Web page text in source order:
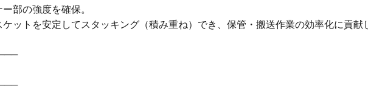
部の強度を確保。
ットを安定してスタッキング（積み重ね）でき、保管・搬送作業の効率化に貢献